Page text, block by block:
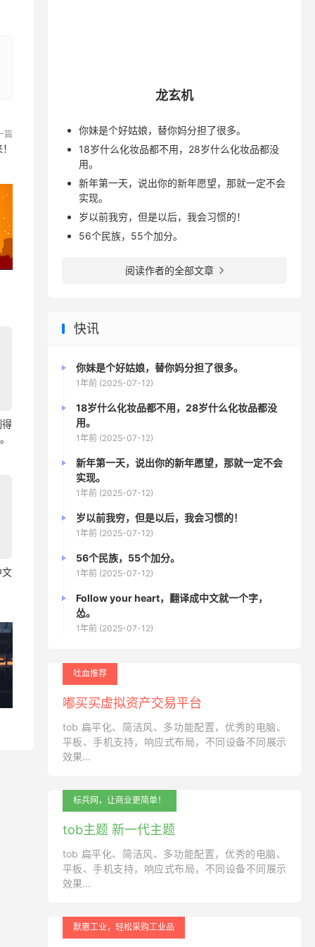
篇
得
龙玄机
你妹是个好姑娘，替你妈分担了很多。
18岁什么化妆品都不用，28岁什么化妆品都没
用。
新年第一天，说出你的新年愿望，那就一定不会
实现。
岁以前我穷，但是以后，我会习惯的！
56个民族，55个加分。
阅读作者的全部文章 
快讯
你妹是个好姑娘，替你妈分担了很多。
1年前 (2025-07-12)
18岁什么化妆品都不用，28岁什么化妆品都没
用。
1年前 (2025-07-12)
新年第一天，说出你的新年愿望，那就一定不会
实现。
1年前 (2025-07-12)
岁以前我穷，但是以后，我会习惯的！
1年前 (2025-07-12)
56个民族，55个加分。
1年前 (2025-07-12)
Follow your heart，翻译成中文就一个字，
怂。
1年前 (2025-07-12)
吐血推荐
嘟买买虚拟资产交易平台
tob 扁平化、简洁风、多功能配置，优秀的电脑、
平板、手机支持，响应式布局，不同设备不同展示
效果...
标兵网，让商业更简单！
tob主题 新一代主题
tob 扁平化、简洁风、多功能配置，优秀的电脑、
平板、手机支持，响应式布局，不同设备不同展示
效果...
默惠工业，轻松采购工业品